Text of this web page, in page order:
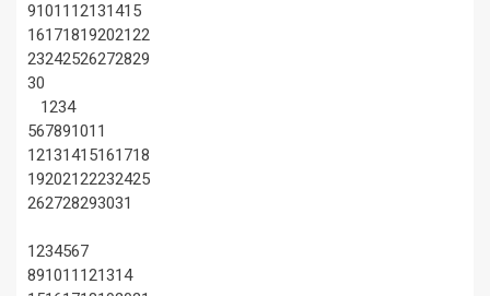
91011 12131415
16171819202122
23242526272829
30
1234
567891011
12131415161718
19202122232425
262728293031
1234567
891011 121314